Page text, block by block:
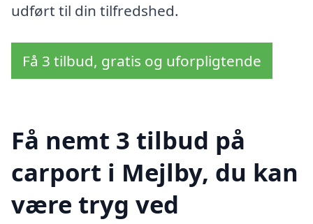
udført til din tilfredshed.
Få 3 tilbud, gratis og uforpligtende
Få nemt 3 tilbud på
carport i Mejlby, du kan
være tryg ved